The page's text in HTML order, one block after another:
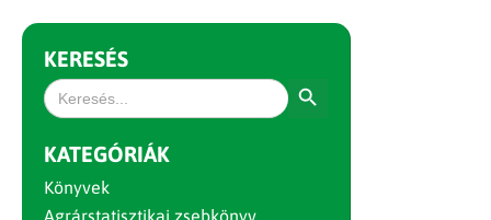
KERESÉS
Search
for:
KATEGÓRIÁK
Könyvek
Agrárstatisztikai zsebkönyv